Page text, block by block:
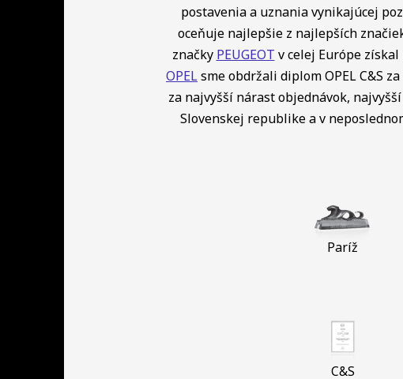
postavenia a uznania vynikajúcej
oceňuje najlepšie z najlepších
značky PEUGEOT v celej Európe
OPELsme obdržali diplom OPEL C&S
za najvyšší nárast objednávok,
Slovenskej republike a v
Paríž
C&S